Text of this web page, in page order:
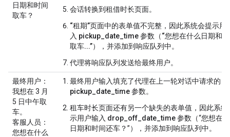
日期和时间
取车？
会话转换到租借时长页面。
“租期”页面中的表单值不完整，因此系统会提示用
入 pickup_date_time参数（“您想在什么日期和
取车...”）， 并添加到响应队列中。
代理将响应队列发送给最终用户。
最终用户 ：
我想在 3 月
5 日中午取
车。
客服人员 ：
您想在什么
最终用户输入填充了代理在上一轮对话中请求的
pickup_date_time参数。
租车时长页面还有另一个缺失的表单值，因此系统
示用户输入 drop_off_date_time参数（“您想在
日期和时间还车？”），并添加到响应队列中。